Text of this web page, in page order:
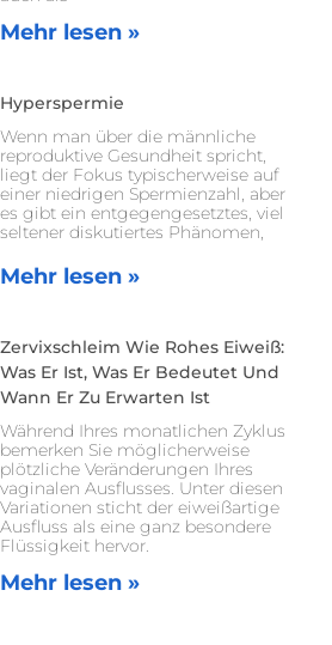
Mehr lesen »
Hyperspermie
Wenn man über die männliche
reproduktive Gesundheit spricht,
liegt der Fokus typischerweise auf
einer niedrigen Spermienzahl, aber
es gibt ein entgegengesetztes, viel
seltener diskutiertes Phänomen,
Mehr lesen »
Zervixschleim Wie Rohes Eiweiß:
Was Er Ist, Was Er Bedeutet Und
Wann Er Zu Erwarten Ist
Während Ihres monatlichen Zyklus
bemerken Sie möglicherweise
plötzliche Veränderungen Ihres
vaginalen Ausflusses. Unter diesen
Variationen sticht der eiweißartige
Ausfluss als eine ganz besondere
Flüssigkeit hervor.
Mehr lesen »